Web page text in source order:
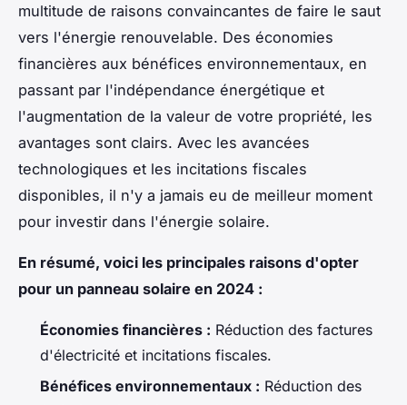
multitude de raisons convaincantes de faire le saut
vers l'énergie renouvelable. Des économies
financières aux bénéfices environnementaux, en
passant par l'indépendance énergétique et
l'augmentation de la valeur de votre propriété, les
avantages sont clairs. Avec les avancées
technologiques et les incitations fiscales
disponibles, il n'y a jamais eu de meilleur moment
pour investir dans l'énergie solaire.
En résumé, voici les principales raisons d'opter
pour un panneau solaire en 2024 :
Économies financières : Réduction des factures
d'électricité et incitations fiscales.
Bénéfices environnementaux : Réduction des